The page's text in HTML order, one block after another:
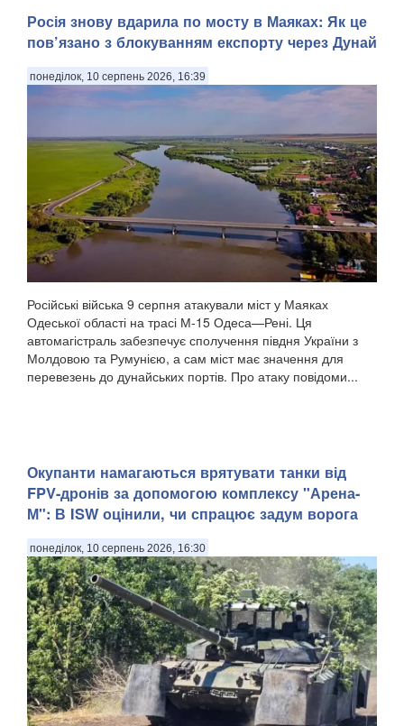
Росія знову вдарила по мосту в Маяках: Як це
пов’язано з блокуванням експорту через Дунай
понеділок, 10 серпень 2026, 16:39
Російські війська 9 серпня атакували міст у Маяках
Одеської області на трасі М-15 Одеса—Рені. Ця
автомагістраль забезпечує сполучення півдня України з
Молдовою та Румунією, а сам міст має значення для
перевезень до дунайських портів. Про атаку повідоми...
Окупанти намагаються врятувати танки від
FPV-дронів за допомогою комплексу "Арена-
М": В ISW оцінили, чи спрацює задум ворога
понеділок, 10 серпень 2026, 16:30